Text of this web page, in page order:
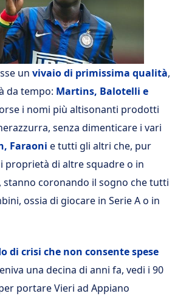
un vivaio di primissima qualità,
da tempo: Martins, Balotelli e
i nomi più altisonanti prodotti
senza dimenticare i vari
Faraoni e tutti gli altri che, pur
proprietà di altre squadre o in
coronando il sogno che tutti
ossia di giocare in Serie A o in
di crisi che non consente spese
una decina di anni fa, vedi i 90
portare Vieri ad Appiano